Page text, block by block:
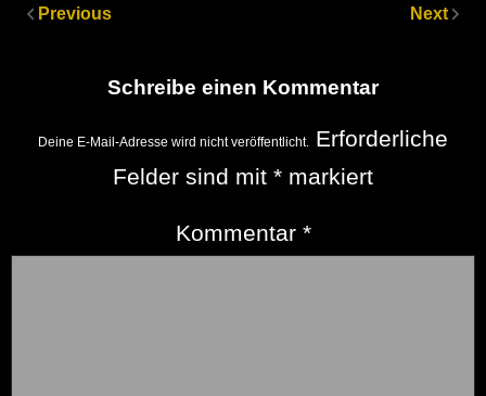
Previous Next
Schreibe einen Kommentar
Deine E-Mail-Adresse wird nicht veröffentlicht. Erforderliche
Felder sind mit * markiert
Kommentar *